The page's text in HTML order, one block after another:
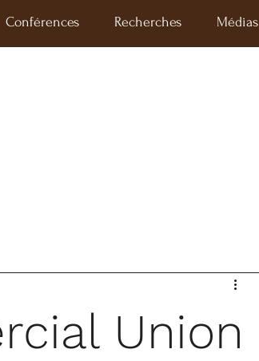
Conférences Recherches Médias
Union